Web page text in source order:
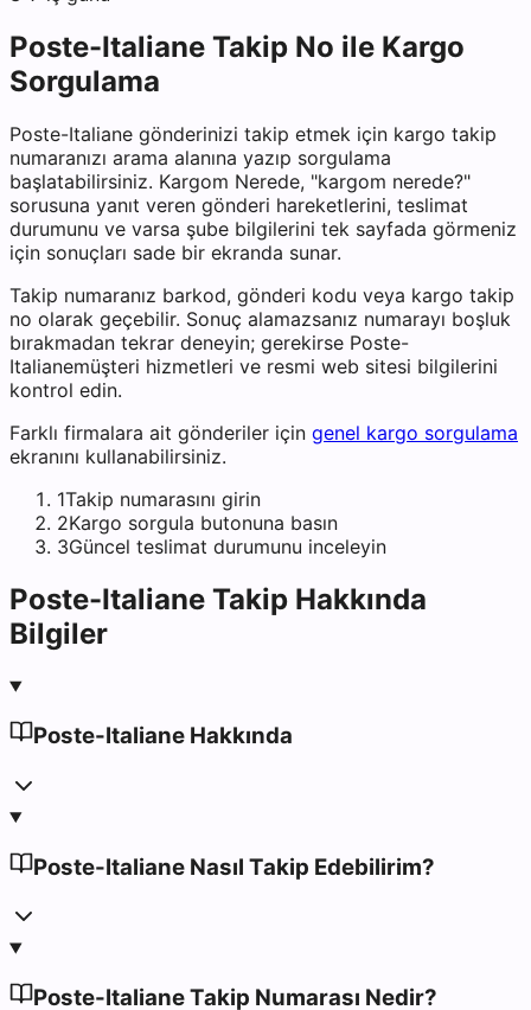
Poste-Italiane Takip No ile Kargo
Sorgulama
Poste-Italiane gönderinizi takip etmek için kargo takip
numaranızı arama alanına yazıp sorgulama
başlatabilirsiniz. Kargom Nerede, "kargom nerede?"
sorusuna yanıt veren gönderi hareketlerini, teslimat
durumunu ve varsa şube bilgilerini tek sayfada görmeniz
için sonuçları sade bir ekranda sunar.
Takip numaranız barkod, gönderi kodu veya kargo takip
no olarak geçebilir. Sonuç alamazsanız numarayı boşluk
bırakmadan tekrar deneyin; gerekirse Poste-
Italianemüşteri hizmetleri ve resmi web sitesi bilgilerini
kontrol edin.
Farklı firmalara ait gönderiler için genel kargo sorgulama
ekranını kullanabilirsiniz.
1Takip numarasını girin
2Kargo sorgula butonuna basın
3Güncel teslimat durumunu inceleyin
Poste-Italiane Takip Hakkında
Bilgiler
Poste-Italiane Hakkında
Poste-Italiane Nasıl Takip Edebilirim?
Poste-Italiane Takip Numarası Nedir?